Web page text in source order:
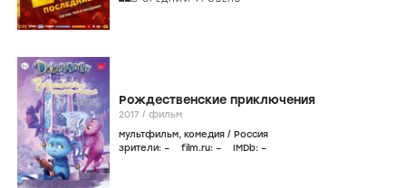
Рождественские приключения
2017 / фильм
мультфильм, комедия / Россия
зрители: – film.ru: – IMDb: –